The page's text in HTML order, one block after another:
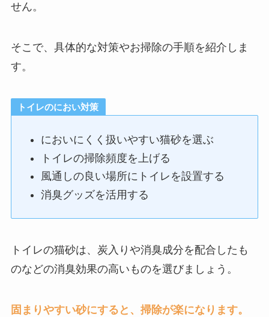
せん。
そこで、具体的な対策やお掃除の手順を紹介しま
す。
トイレのにおい対策
においにくく扱いやすい猫砂を選ぶ
トイレの掃除頻度を上げる
風通しの良い場所にトイレを設置する
消臭グッズを活用する
トイレの猫砂は、炭入りや消臭成分を配合したも
のなどの消臭効果の高いものを選びましょう。
固まりやすい砂にすると、掃除が楽になります。